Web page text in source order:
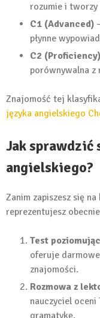
rozumie i tworzy
C1 (Advanced)
płynne
C2 (Proficiency)
porównywalna z
Znajomość tej
języka angielskiego
Jak sprawdzić
angielskiego?
Zanim zapiszesz się
reprezentujesz
Test
oferuje
znajomości.
Rozmowa z
nauczyciel oceni
gramatykę.